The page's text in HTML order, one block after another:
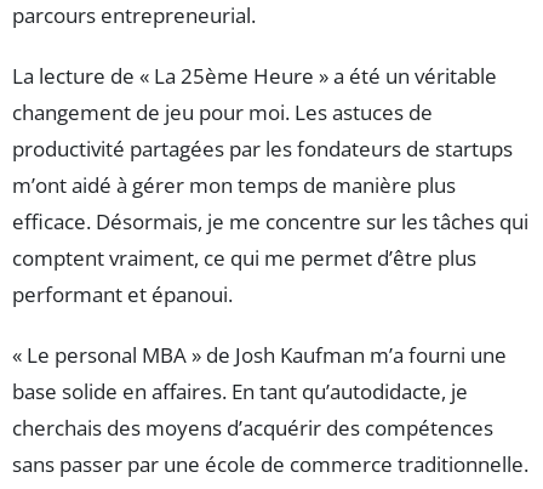
parcours entrepreneurial.
La lecture de « La 25ème Heure » a été un véritable
changement de jeu pour moi. Les astuces de
productivité partagées par les fondateurs de startups
m’ont aidé à gérer mon temps de manière plus
efficace. Désormais, je me concentre sur les tâches qui
comptent vraiment, ce qui me permet d’être plus
performant et épanoui.
« Le personal MBA » de Josh Kaufman m’a fourni une
base solide en affaires. En tant qu’autodidacte, je
cherchais des moyens d’acquérir des compétences
sans passer par une école de commerce traditionnelle.